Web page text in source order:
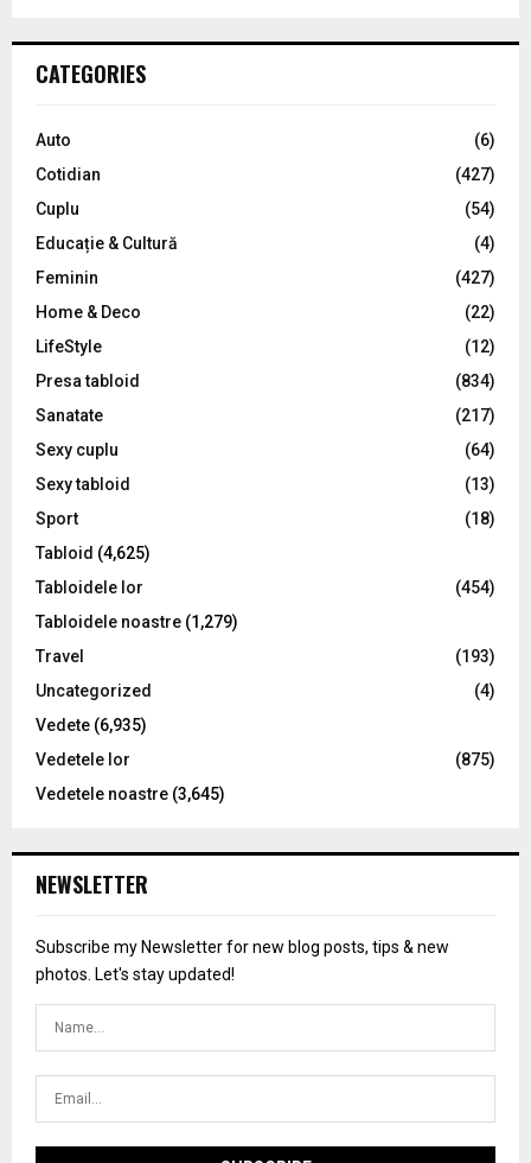
h
o
:
C
CATEGORIES
Auto
(6)
Cotidian
(427)
Cuplu
(54)
Educație & Cultură
(4)
Feminin
(427)
Home & Deco
(22)
LifeStyle
(12)
Presa tabloid
(834)
Sanatate
(217)
Sexy cuplu
(64)
Sexy tabloid
(13)
Sport
(18)
Tabloid (4,625)
Tabloidele lor
(454)
Tabloidele noastre (1,279)
Travel
(193)
Uncategorized
(4)
Vedete (6,935)
Vedetele lor
(875)
Vedetele noastre (3,645)
NEWSLETTER
Subscribe my Newsletter for new blog posts, tips & new
photos. Let's stay updated!